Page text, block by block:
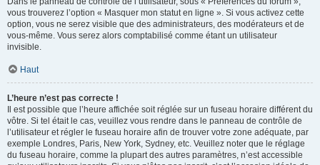
vous trouverez l’option « Masquer mon statut en ligne ». Si vous activez cette
option, vous ne serez visible que des administrateurs, des modérateurs et de
vous-même. Vous serez alors comptabilisé comme étant un utilisateur
invisible.
Haut
L’heure n’est pas correcte !
Il est possible que l’heure affichée soit réglée sur un fuseau horaire différent du
vôtre. Si tel était le cas, veuillez vous rendre dans le panneau de contrôle de
l’utilisateur et régler le fuseau horaire afin de trouver votre zone adéquate, par
exemple Londres, Paris, New York, Sydney, etc. Veuillez noter que le réglage
du fuseau horaire, comme la plupart des autres paramètres, n’est accessible